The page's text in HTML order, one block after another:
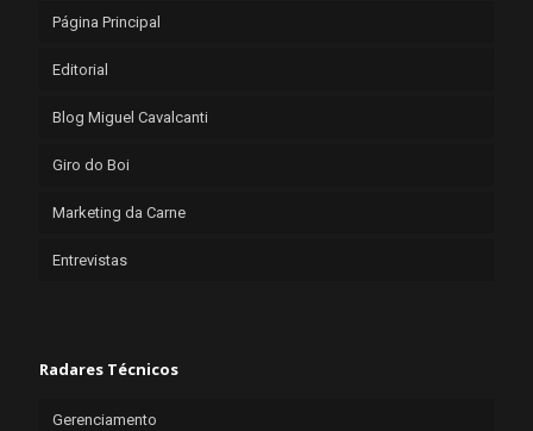
Página Principal
Editorial
Blog Miguel Cavalcanti
Giro do Boi
Marketing da Carne
Entrevistas
Radares Técnicos
Gerenciamento